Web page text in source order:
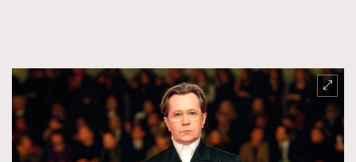
TRENDING